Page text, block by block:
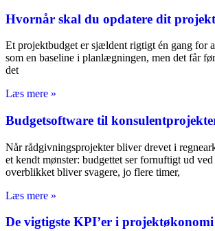
Hvornår skal du opdatere dit
Et projektbudget er sjældent rigtigt én gang for
som en baseline i planlægningen, men det får
det
Læs mere »
Budgetsoftware til
Når rådgivningsprojekter bliver drevet i
et kendt mønster: budgettet ser fornuftigt ud
overblikket bliver svagere, jo flere timer,
Læs mere »
De vigtigste KPI’er i projektøkonomi